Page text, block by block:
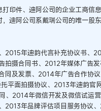
印件、迪阿公司的企业工商信
迪阿公司系戴瑞公司的唯一股
2015年迪韵代言补充协议书、
拍摄合同书、2012年媒体广告
同及发票、2014年广告合作协
平面拍摄协议、2013年迪韵官
、2014年微信开发及微信试运
2013年品牌评估项目服务协议